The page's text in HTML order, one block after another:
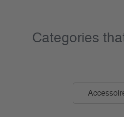
Categories